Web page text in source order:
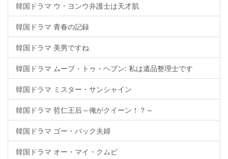
韓国ドラマ ウ・ヨンウ弁護士は天才肌
韓国ドラマ 青春の記録
韓国ドラマ 美男ですね
韓国ドラマ ムーブ・トゥ・ヘブン: 私は遺品整理士です
韓国ドラマ ミスター・サンシャイン
韓国ドラマ 哲仁王后～俺がクイーン！？～
韓国ドラマ ゴー・バック夫婦
韓国ドラマ オー・マイ・クムビ